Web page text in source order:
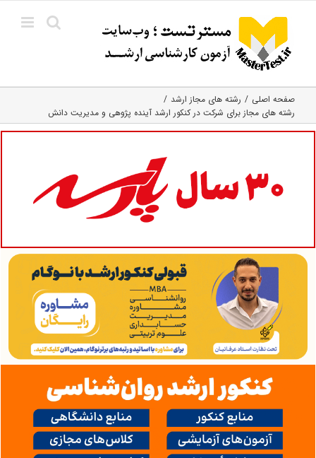
content
صفحه اصلی
رشته های مجاز ارشد
رشته های مجاز برای شرکت در کنکور ارشد آینده پژوهی و مدیریت دانش